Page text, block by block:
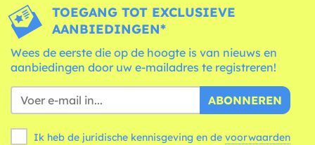
TOEGANG TOT EXCLUSIEVE
AANBIEDINGEN*
Wees de eerste die op de hoogte is van nieuws en
aanbiedingen door uw e-mailadres te registreren!
ABONNEREN
Ik heb de juridische kennisgeving en de voorwaarden